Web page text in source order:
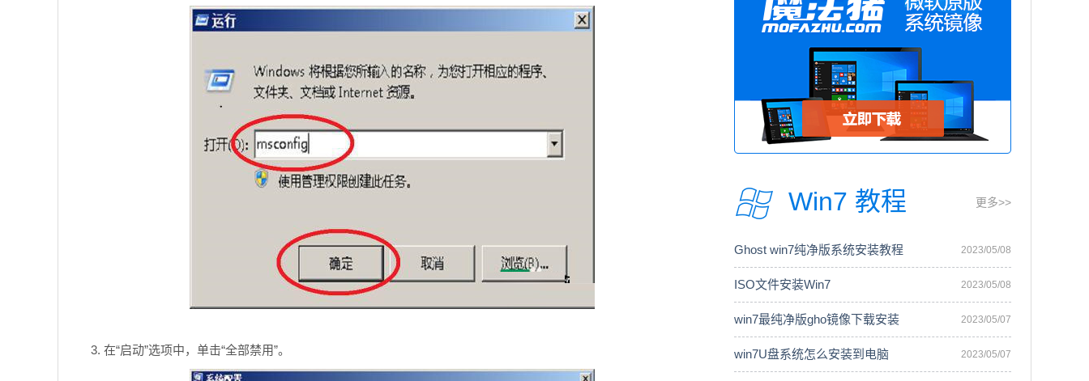
3. 在“启动”选项中，单击“全部禁用”。
Win7 教程 更多>>
Ghost win7纯净版系统安装教程 2023/05/08
ISO文件安装Win7 2023/05/08
win7最纯净版gho镜像下载安装 2023/05/07
win7U盘系统怎么安装到电脑 2023/05/07